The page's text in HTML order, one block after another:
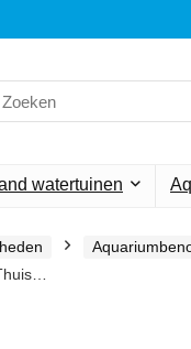
watertuinen